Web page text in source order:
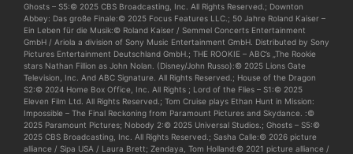
Ghosts – S5:© 2025 CBS Broadcasting, Inc. All Rights Reserved.; Downton
Abbey: Das große Finale:© 2025 Focus Features LLC.; 50 Jahre Roland Kaiser –
Ein Leben für die Musik:© Roland Kaiser / Semmel Concerts Entertainment
GmbH / Ariola a division of Sony Music Entertainment GmbH. Distributed by Sony
Pictures Entertainment Deutschland GmbH.; THE ROOKIE – ABC’s „The Rookie
stars Nathan Fillion as John Nolan. (Disney/John Russo):© 2025 Lions Gate
Television, Inc. And ABC Signature. All Rights Reserved.; House of the Dragon
S2:© 2024 Home Box Office, Inc. All Rights ; Lord of the Flies – S1:© 2025
Eleven Film Ltd. All Rights Reserved.; Tom Cruise plays Ethan Hunt in Mission:
Impossible – The Final Reckoning from Paramount Pictures and Skydance. :©
2025 Paramount Pictures; Nobody 2:© 2025 Universal Studios.; Ghosts – S5:©
2025 CBS Broadcasting, Inc. All Rights Reserved.; Sasha Calle:© 2026 picture
alliance / Sipa USA / Laura Brett; Zendaya, Tom Holland:© 2021 picture alliance /